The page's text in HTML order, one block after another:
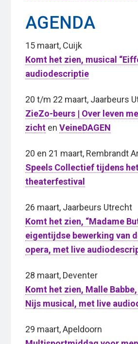
AGENDA
15 maart, Cuijk
Komt het zien, musical
audiodescriptie
20 t/m 22 maart, Jaarbeurs
ZieZo-beurs | Over leven
zicht enVeineDAGEN
20 en 21 maart, Rembrandt
Speels Collectief tijdens
theaterfestival
26 maart, Jaarbeurs Utrecht
Komt het zien, “Madame
eigentijdse bewerking van
opera, met live
28 maart, Deventer
Komt het zien, Malle
Nijs musical, met live
29 maart, Apeldoorn